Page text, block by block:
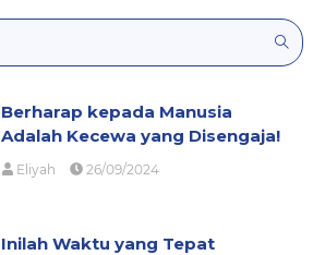
Berharap kepada Manusia
Adalah Kecewa yang Disengaja!
Eliyah 26/09/2024
Inilah Waktu yang Tepat